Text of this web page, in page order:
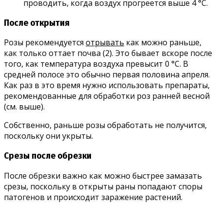
проводить, когда воздух прогреется выше 4 °С.
После открытия
Розы рекомендуется отрывать как можно раньше,
как только оттает почва (2). Это бывает вскоре после
того, как температура воздуха превысит 0 °С. В
средней полосе это обычно первая половина апреля.
Как раз в это время нужно использовать препараты,
рекомендованные для обработки роз ранней весной
(см. выше).
Собственно, раньше розы обработать не получится,
поскольку они укрыты.
Срезы после обрезки
После обрезки важно как можно быстрее замазать
срезы, поскольку в открыты раны попадают споры
патогенов и происходит заражение растений.